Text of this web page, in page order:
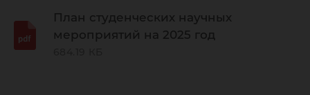
План студенческих научных
мероприятий на 2025 год